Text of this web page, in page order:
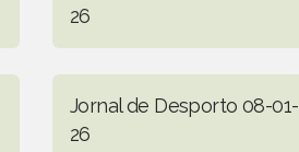
26
Jornal de Desporto 08-01-
26